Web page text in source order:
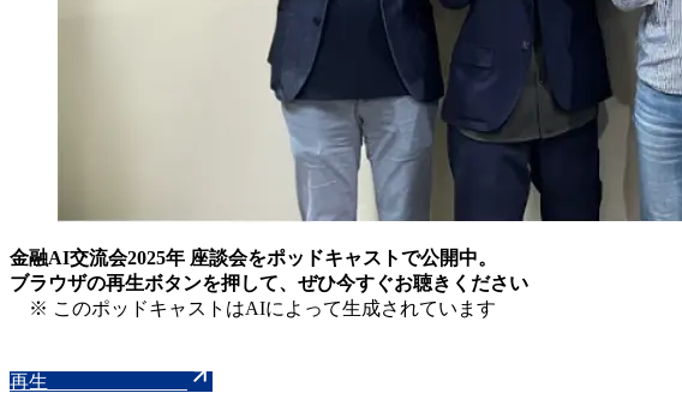
金融AI交流会2025年 座談会をポッドキャストで公開中。
ブラウザの再生ボタンを押して、ぜひ今すぐお聴きください
※ このポッドキャストはAIによって生成されています
再生